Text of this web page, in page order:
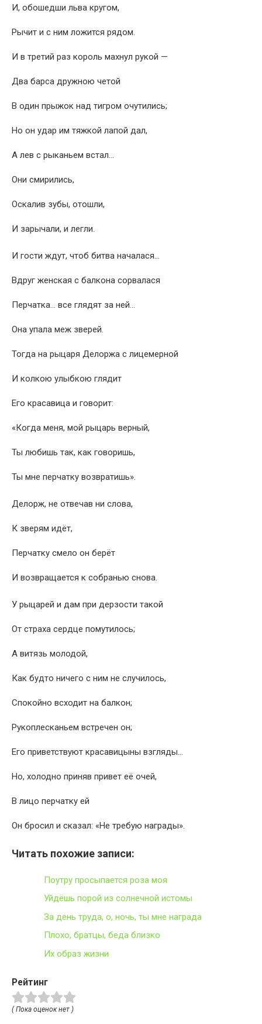
И, обошедши льва кругом,
Рычит и с ним ложится рядом.
И в третий раз король махнул рукой —
Два барса дружною четой
В один прыжок над тигром очутились;
Но он удар им тяжкой лапой дал,
А лев с рыканьем встал…
Они смирились,
Оскалив зубы, отошли,
И зарычали, и легли.
И гости ждут, чтоб битва началася…
Вдруг женская с балкона сорвалася
Перчатка… все глядят за ней…
Она упала меж зверей.
Тогда на рыцаря Делоржа с лицемерной
И колкою улыбкою глядит
Его красавица и говорит:
«Когда меня, мой рыцарь верный,
Ты любишь так, как говоришь,
Ты мне перчатку возвратишь».
Делорж, не отвечав ни слова,
К зверям идёт,
Перчатку смело он берёт
И возвращается к собранью снова.
У рыцарей и дам при дерзости такой
От страха сердце помутилось;
А витязь молодой,
Как будто ничего с ним не случилось,
Спокойно всходит на балкон;
Рукоплесканьем встречен он;
Его приветствуют красавицыны взгляды…
Но, холодно приняв привет её очей,
В лицо перчатку ей
Он бросил и сказал: «Не требую награды».
Читать похожие записи:
Поутру просыпается роза моя
Уйдёшь порой из солнечной истомы
За день труда, о, ночь, ты мне награда
Плохо, братцы, беда близко
Их образ жизни
Рейтинг
( Пока оценок нет )